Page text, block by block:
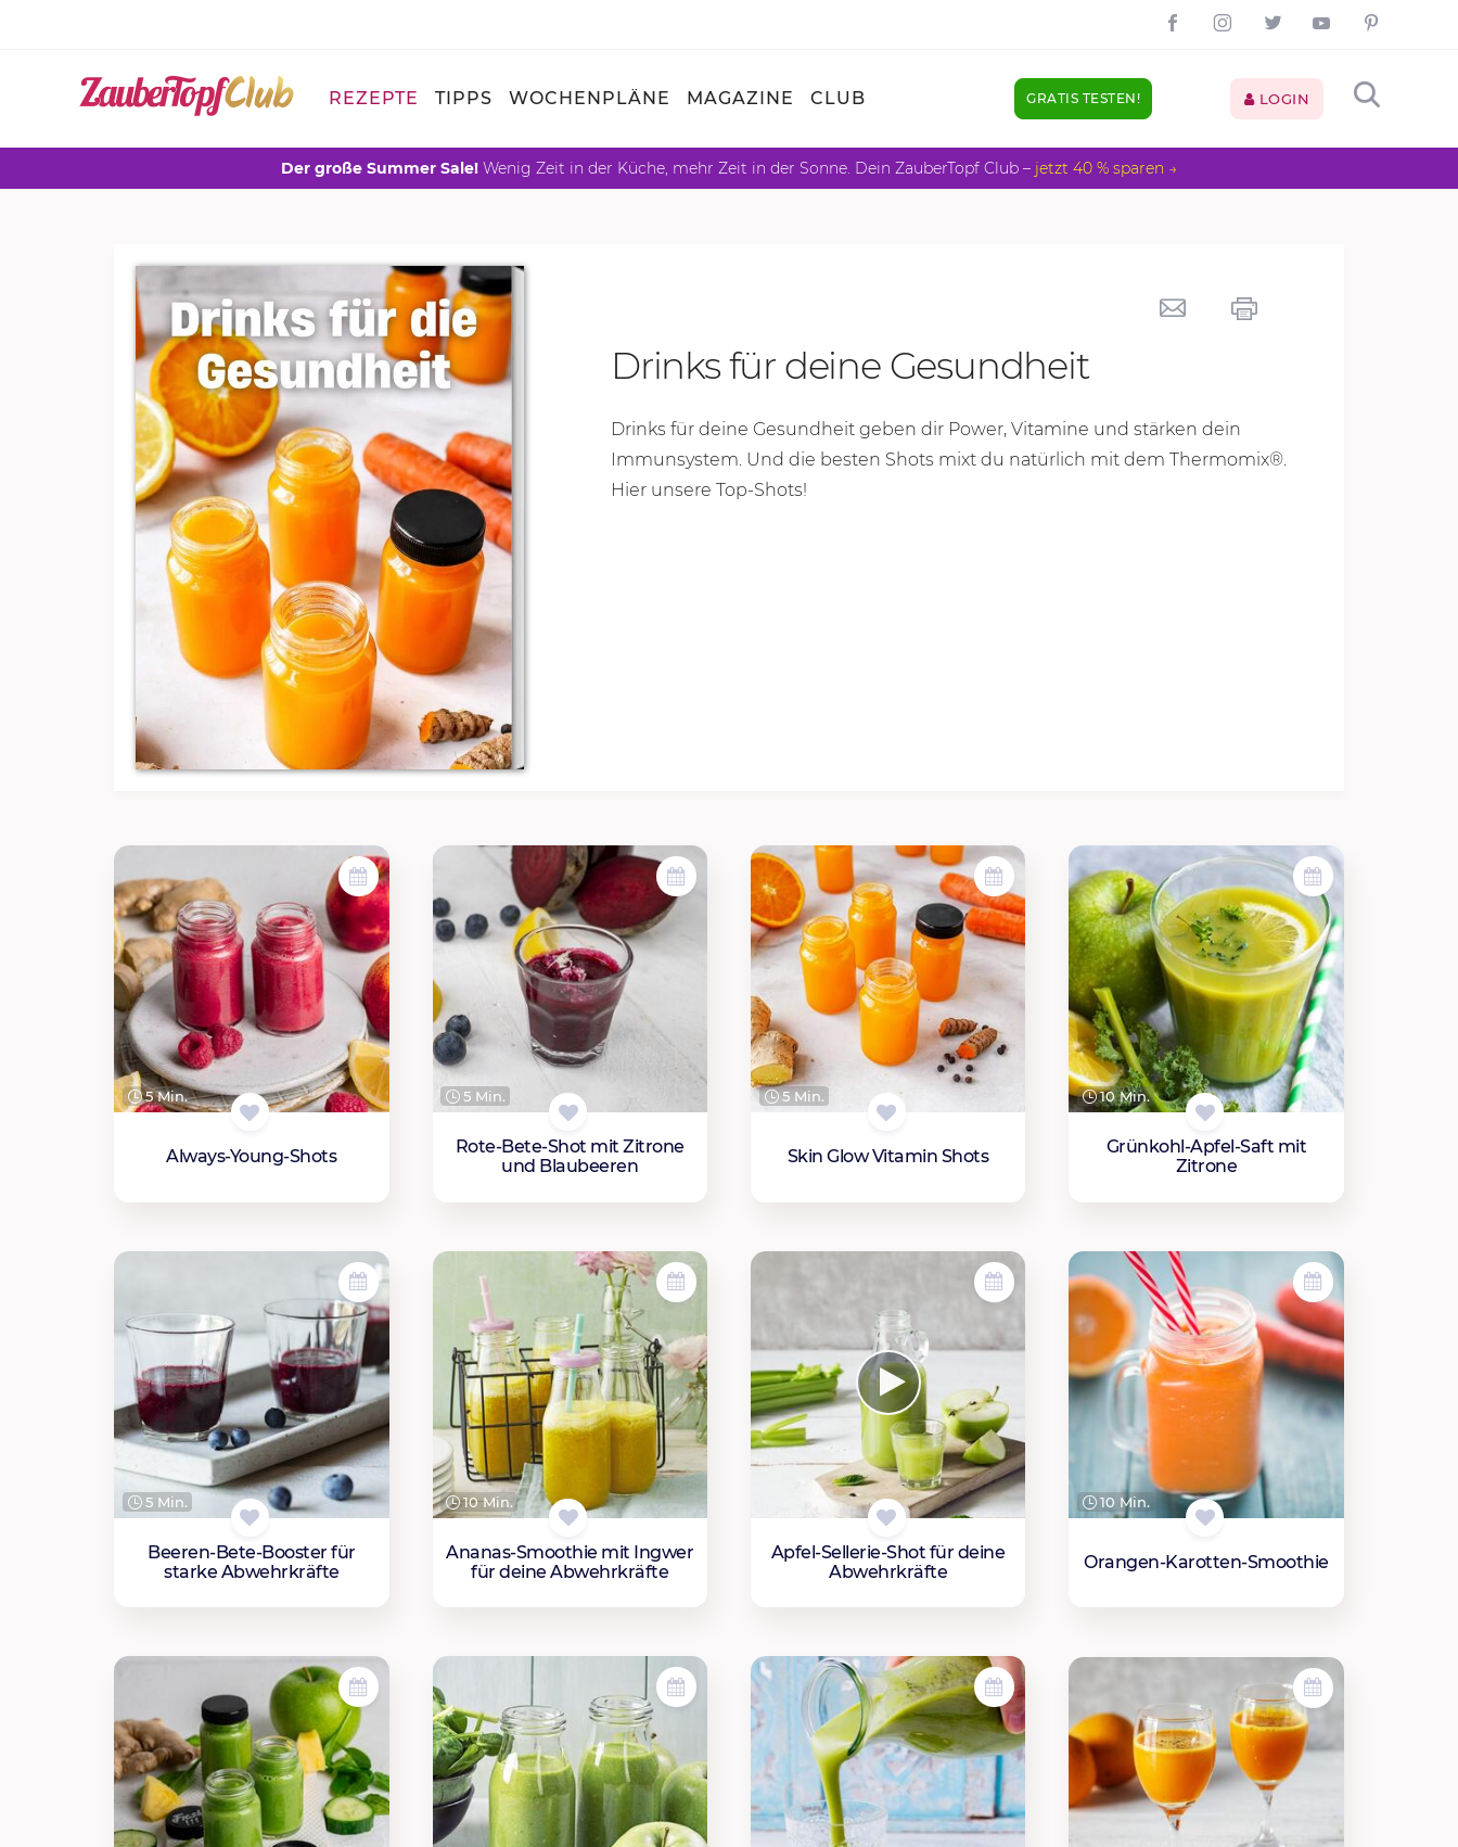
REZEPTE TIPPS WOCHENPLÄNE MAGAZINE CLUB GRATIS TESTEN! LOGIN
Der große Summer Sale! Wenig Zeit in der Küche, mehr Zeit in der Sonne. Dein ZauberTopf Club – jetzt 40 % sparen →
Drinks für deine Gesundheit
Drinks für deine Gesundheit geben dir Power, Vitamine und stärken dein
Immunsystem. Und die besten Shots mixt du natürlich mit dem Thermomix®.
Hier unsere Top-Shots!
5 Min.
Always-Young-Shots
5 Min.
Rote-Bete-Shot mit Zitrone
und Blaubeeren
5 Min.
Skin Glow Vitamin Shots
10 Min.
Grünkohl-Apfel-Saft mit
Zitrone
5 Min.
Beeren-Bete-Booster für
starke Abwehrkräfte
10 Min.
Ananas-Smoothie mit Ingwer
für deine Abwehrkräfte
Apfel-Sellerie-Shot für deine
Abwehrkräfte
10 Min.
Orangen-Karotten-Smoothie